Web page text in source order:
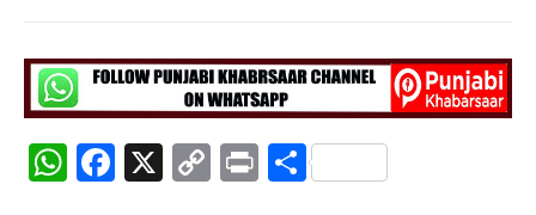
W
F
X
C
Pr S